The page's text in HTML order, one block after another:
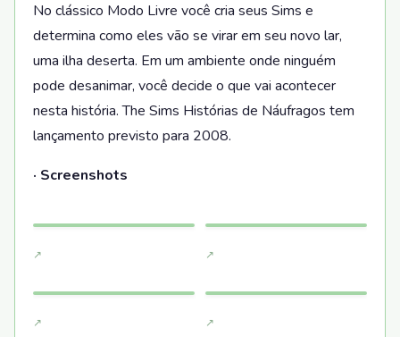
No clássico Modo Livre você cria seus Sims e
determina como eles vão se virar em seu novo lar,
uma ilha deserta. Em um ambiente onde ninguém
pode desanimar, você decide o que vai acontecer
nesta história. The Sims Histórias de Náufragos tem
lançamento previsto para 2008.
· Screenshots